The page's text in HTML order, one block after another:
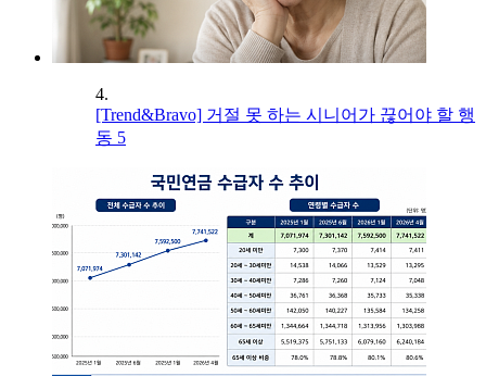
4.
[Trend&Bravo] 거절 못 하는 시니어가 끊어야 할 행
동 5